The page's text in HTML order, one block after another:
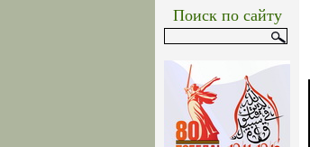
Поиск по сайту